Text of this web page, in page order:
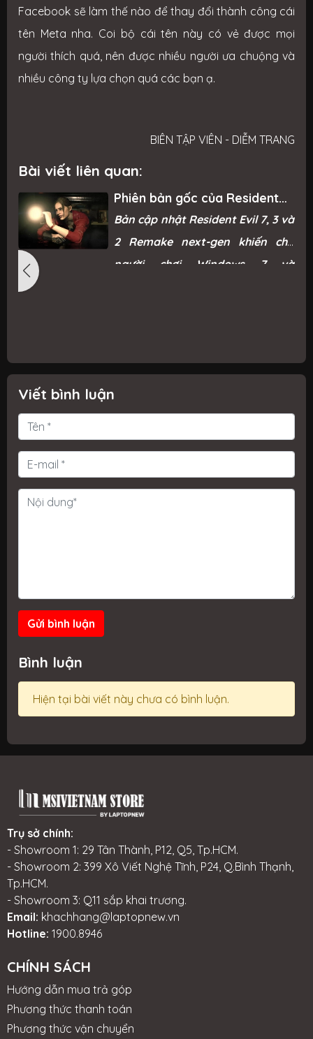
Facebook sẽ làm thế nào để thay đổi thành công cái
tên Meta nha. Coi bộ cái tên này có vẻ được mọi
người thích quá, nên được nhiều người ưa chuộng và
nhiều công ty lựa chọn quá các bạn ạ.
BIÊN TẬP VIÊN - DIỄM TRANG
Bài viết liên quan:
Phiên bản gốc của Resident
Evil Remake trở lại Steam sau
“phản ứng mạnh mẽ từ game
thủ”
Bản cập nhật Resident Evil 7, 3 và
2 Remake next-gen khiến cho
người chơi Windows 7 và
Viết bình luận
Gửi bình luận
Bình luận
Hiện tại bài viết này chưa có bình luận.
Trụ sở chính:
- Showroom 1: 29 Tân Thành, P12, Q5, Tp.HCM.
- Showroom 2: 399 Xô Viết Nghệ Tĩnh, P24, Q.Bình Thạnh,
Tp.HCM.
- Showroom 3: Q11 sắp khai trương.
Email: khachhang@laptopnew.vn
Hotline: 1900.8946
CHÍNH SÁCH
Hướng dẫn mua trả góp
Phương thức thanh toán
Phương thức vận chuyển